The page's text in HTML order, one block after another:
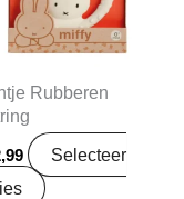
Rubberen
Selecteer